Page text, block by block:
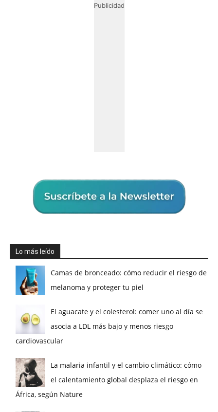
Publicidad
Lo más leído
Camas de bronceado: cómo reducir el riesgo de
melanoma y proteger tu piel
El aguacate y el colesterol: comer uno al día se
asocia a LDL más bajo y menos riesgo
cardiovascular
La malaria infantil y el cambio climático: cómo
el calentamiento global desplaza el riesgo en
África, según Nature